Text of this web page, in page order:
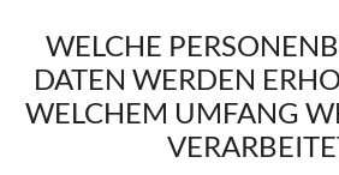
WELCHE
DATEN WERDEN
WELCHEM UMFANG